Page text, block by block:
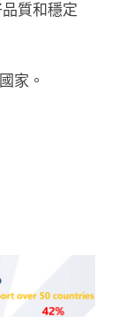
質和穩定
家。